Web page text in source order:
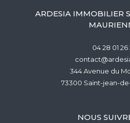
ARDESIA IMMOBILIER
04 28 01 26
344 Avenue du
73300
saint-jean-
NOUS